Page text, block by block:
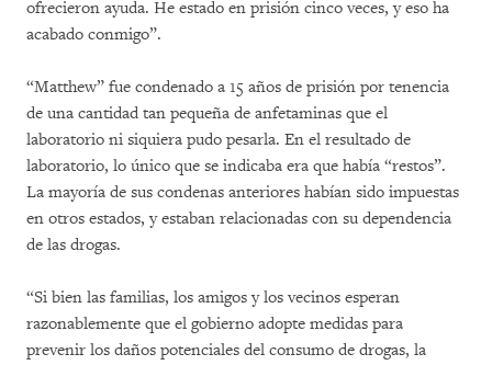
ofrecieron ayuda. He estado en prisión cinco veces, y eso ha
acabado conmigo”.
“Matthew” fue condenado a 15 años de prisión por tenencia
de una cantidad tan pequeña de anfetaminas que el
laboratorio ni siquiera pudo pesarla. En el resultado de
laboratorio, lo único que se indicaba era que había “restos”.
La mayoría de sus condenas anteriores habían sido impuestas
en otros estados, y estaban relacionadas con su dependencia
de las drogas.
“Si bien las familias, los amigos y los vecinos esperan
razonablemente que el gobierno adopte medidas para
prevenir los daños potenciales del consumo de drogas, la